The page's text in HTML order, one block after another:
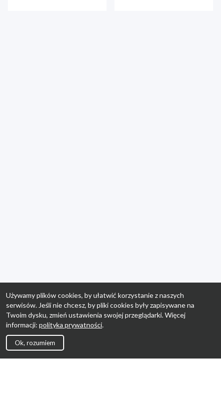
Używamy plików cookies, by ułatwić korzystanie z naszych
serwisów. Jeśli nie chcesz, by pliki cookies były zapisywane na
Twoim dysku, zmień ustawienia swojej przeglądarki. Więcej
informacji: polityka prywatności.
Ok, rozumiem